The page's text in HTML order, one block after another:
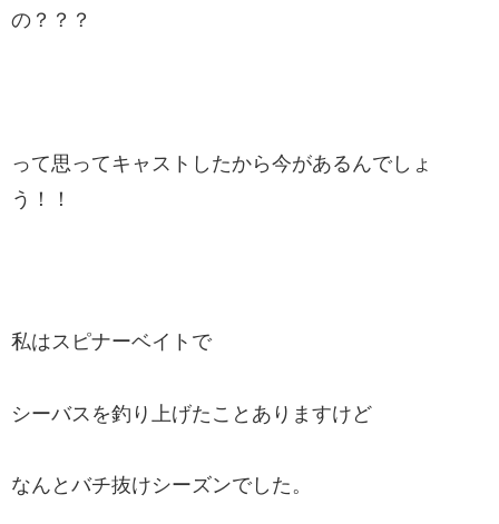
の？？？
って思ってキャストしたから今があるんでしょ
う！！
私はスピナーベイトで
シーバスを釣り上げたことありますけど
なんとバチ抜けシーズンでした。